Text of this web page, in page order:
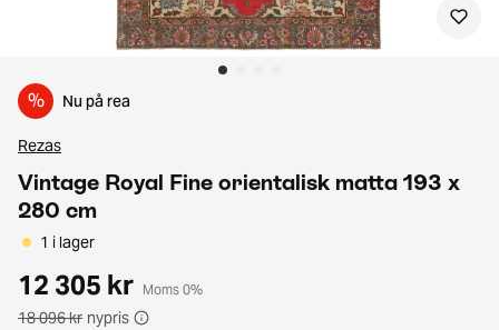
% Nu på rea
Rezas
Vintage Royal Fine orientalisk matta 193 x
280 cm
1 i lager
12 305 kr Moms 0%
18 096 kr nypris